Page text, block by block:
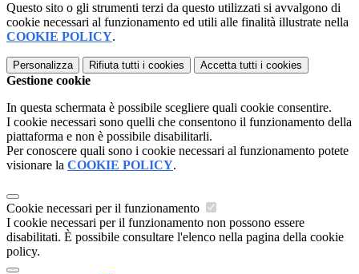
Questo sito o gli strumenti terzi da questo utilizzati si avvalgono di
cookie necessari al funzionamento ed utili alle finalità illustrate nella
COOKIE POLICY.
Personalizza Rifiuta tutti i cookies Accetta tutti i cookies
Gestione cookie
In questa schermata è possibile scegliere quali cookie consentire.
I cookie necessari sono quelli che consentono il funzionamento della
piattaforma e non è possibile disabilitarli.
Per conoscere quali sono i cookie necessari al funzionamento potete
visionare la COOKIE POLICY.
Cookie necessari per il funzionamento
I cookie necessari per il funzionamento non possono essere
disabilitati. È possibile consultare l'elenco nella pagina della cookie
policy.